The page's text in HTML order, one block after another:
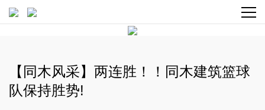
【同木风采】两连胜！！同木建筑篮球
队保持胜势!